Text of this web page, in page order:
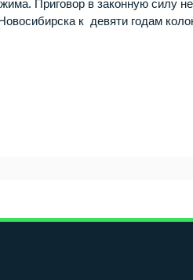
Приговор в законную силу не
к девяти годам